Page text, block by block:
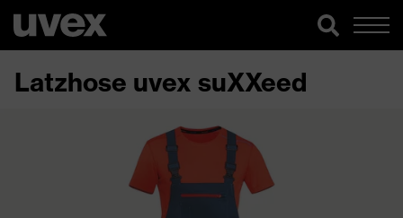
Latzhose uvex suXXeed